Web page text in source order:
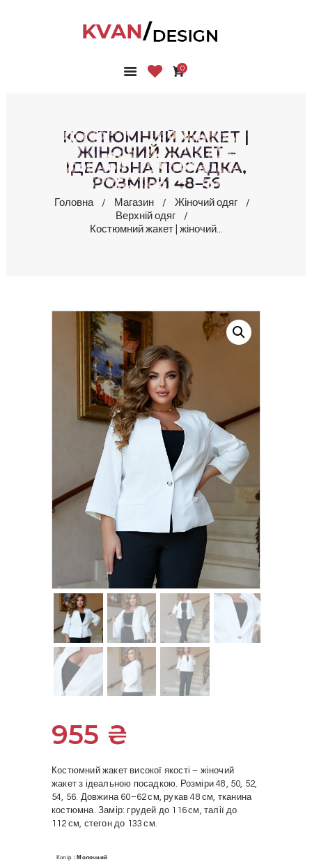
0
КОСТЮМНИЙ ЖАКЕТ |
ЖІНОЧИЙ ЖАКЕТ –
ІДЕАЛЬНА ПОСАДКА,
РОЗМІРИ 48–56
Головна Магазин
Жіночий одяг
Верхній одяг
Костюмний жакет | жіночий...
ГОЛОВНА
ПРО НАС
БЛОГ
КОНТАКТИ
КАБІНЕТ
955 ₴
Костюмний жакет високої якості – жіночий
жакет з ідеальною посадкою. Розміри 48, 50, 52,
54, 56. Довжина 60–62 см, рукав 48 см, тканина
костюмна. Замір: грудей до 116 см, талії до
112 см, стегон до 133 см.
Колір : Молочний